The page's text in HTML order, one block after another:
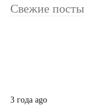
Свежие посты
3 года ago